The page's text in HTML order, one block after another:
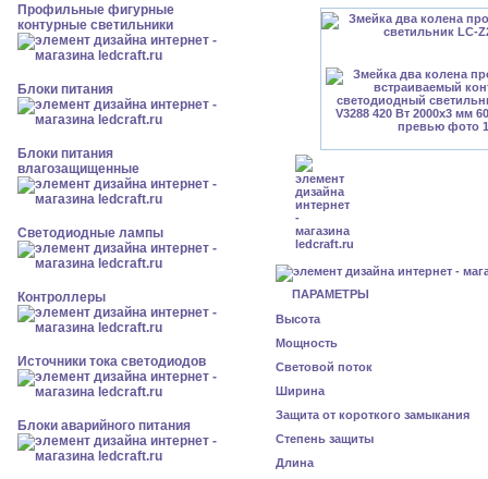
Профильные фигурные
контурные светильники
Блоки питания
Блоки питания
влагозащищенные
Светодиодные лампы
Контроллеры
Источники тока светодиодов
Блоки аварийного питания
ПАРАМЕТРЫ
Высота
Мощность
Световой поток
Ширина
Защита от короткого замыкания
Степень защиты
Длина